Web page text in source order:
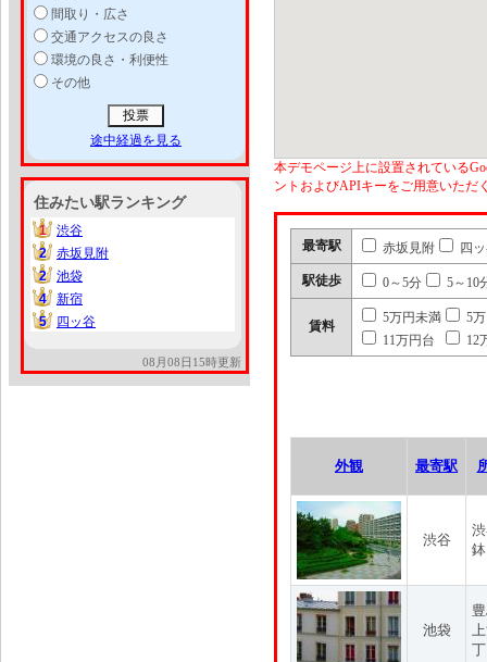
間取り・広さ
交通アクセスの良さ
環境の良さ・利便性
その他
途中経過を見る
住みたい駅ランキング
1
1
渋谷
2
2
赤坂見附
2
2
池袋
4
4
新宿
5
5 四ッ谷
08月08日15時更新
本デモページ上に設置されている
ントおよびAPIキーをご用意いただ
最寄駅 赤坂見附 四
駅徒歩 0～5分 5～10
賃料
5万円未満
5
11万円台
12
外観 最寄駅
渋谷
池袋